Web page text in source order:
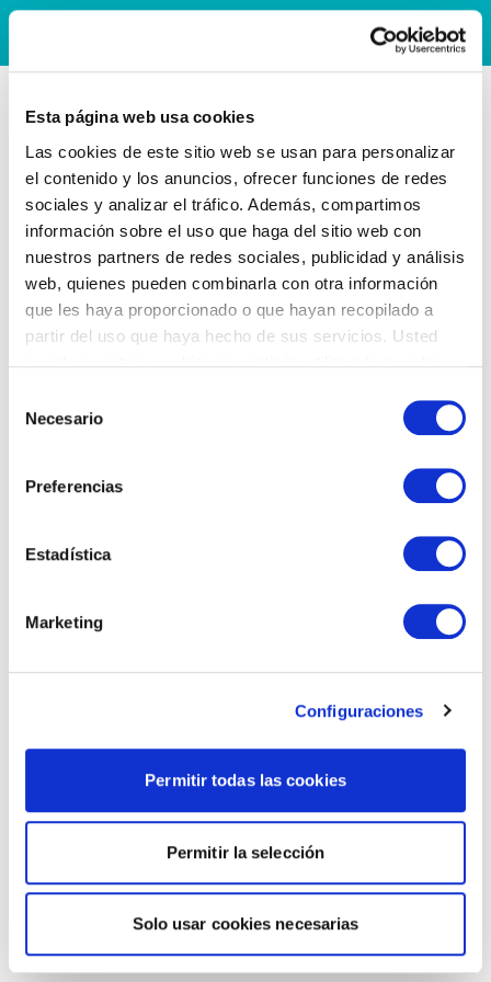
Esta página web usa cookies
Las cookies de este sitio web se usan para personalizar
el contenido y los anuncios, ofrecer funciones de redes
sociales y analizar el tráfico. Además, compartimos
información sobre el uso que haga del sitio web con
nuestros partners de redes sociales, publicidad y análisis
web, quienes pueden combinarla con otra información
que les haya proporcionado o que hayan recopilado a
partir del uso que haya hecho de sus servicios. Usted
Necesario
Preferencias
Estadística
Marketing
Configuraciones
Permitir todas las cookies
Permitir la selección
Solo usar cookies necesarias